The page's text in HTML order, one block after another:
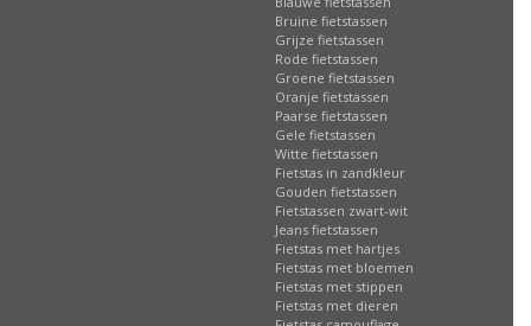
Bruine fietstassen
Grijze fietstassen
Rode fietstassen
Groene fietstassen
Oranje fietstassen
Paarse fietstassen
Gele fietstassen
Witte fietstassen
Fietstas in zandkleur
Gouden fietstassen
Fietstassen zwart-wit
Jeans fietstassen
Fietstas met hartjes
Fietstas met bloemen
Fietstas met stippen
Fietstas met dieren